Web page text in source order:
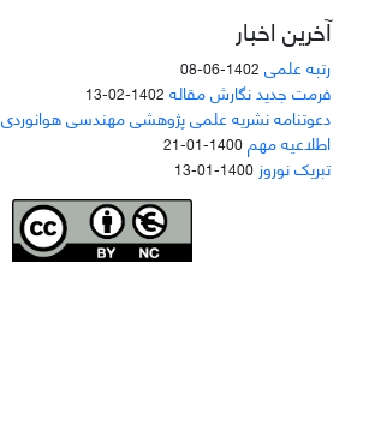
آخرین اخبار
رتبه علمی 1402-06-08
فرمت جدید نگارش مقاله 1402-02-13
دعوتنامه نشریه علمی پژوهشی مهندسی هوانوردی
اطلاعیه مهم1400-01-21
تبریک نوروز 1400-01-13